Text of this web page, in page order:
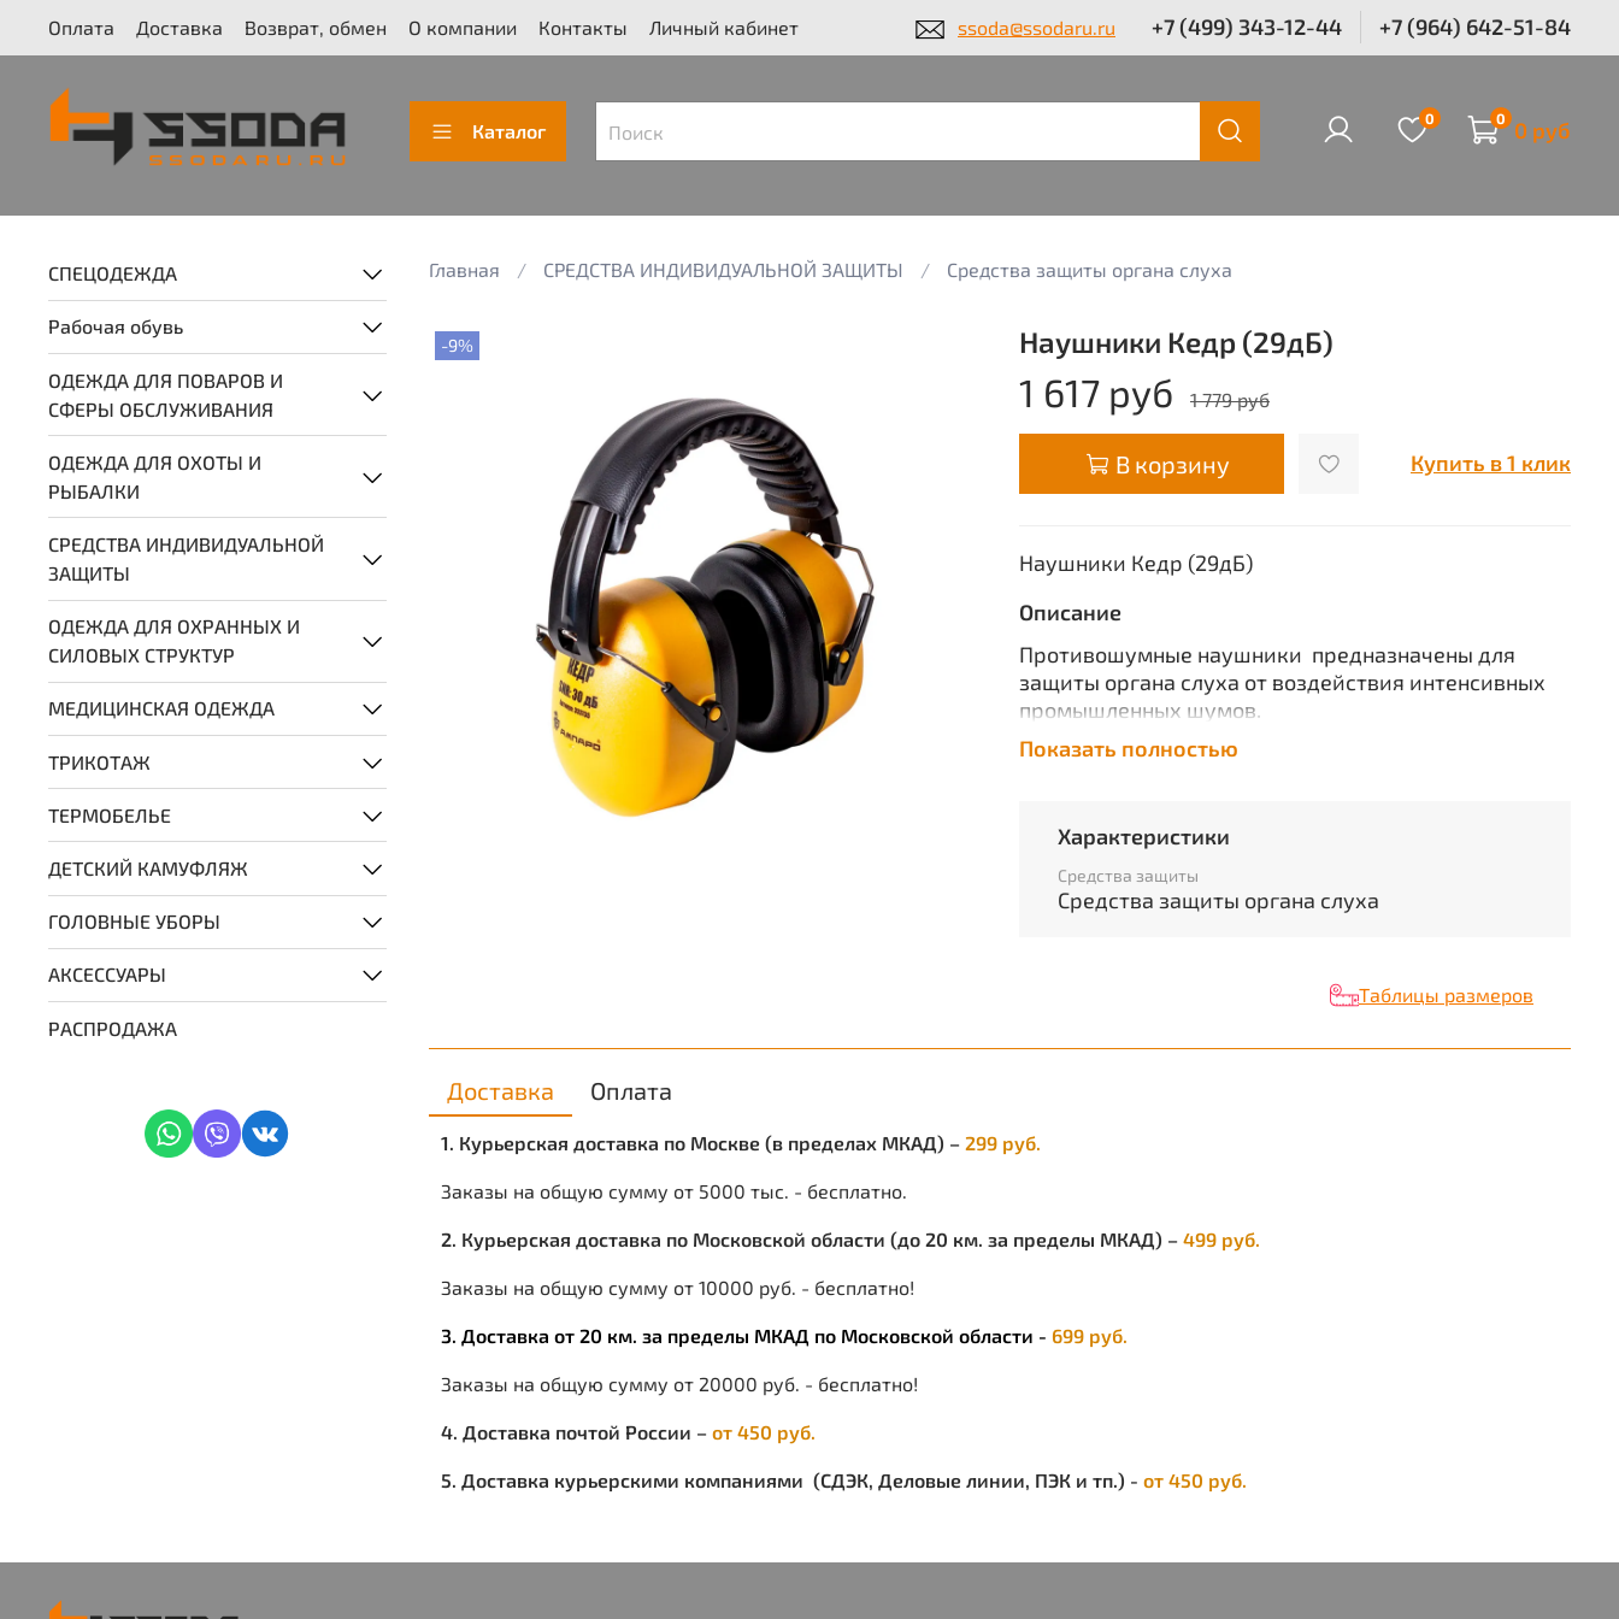
Оплата Доставка Возврат, обмен О компании Контакты Личный кабинет ssoda@ssodaru.ru +7 (499) 343-12-44 +7 (964) 642-51-84
Каталог
0 0 0 руб
Главная СРЕДСТВА ИНДИВИДУАЛЬНОЙ ЗАЩИТЫ Средства защиты органа слуха
-9% Наушники Кедр (29дБ)
1 617 руб 1 779 руб
В корзину Купить в 1 клик
Наушники Кедр (29дБ)
Описание
Противошумные наушники предназначены для
защиты органа слуха от воздействия интенсивных
промышленных шумов.
Обеспечивают фильтрацию шумов на частотах,
оказывающих вредное воздействие на орган слуха,
Позволяют на слух контролировать работу
оборудования.
Материал обтюраторов (околоушных валиков) ПВХ
SNR
Вес
7 лет
Оголовье оснащено накладкой из ПВХ с внутренним
Компактная конструкция идеальна для хранения.
Показать полностью
Характеристики
Средства защиты
Средства защиты органа слуха
Таблицы размеров
Доставка Оплата
1. Курьерская доставка по Москве (в пределах МКАД) – 299 руб.
Заказы на общую сумму от 5000 тыс. - бесплатно.
2. Курьерская доставка по Московской области (до 20 км. за пределы МКАД) – 499 руб.
Заказы на общую сумму от 10000 руб. - бесплатно!
3. Доставка от 20 км. за пределы МКАД по Московской области - 699 руб.
Заказы на общую сумму от 20000 руб. - бесплатно!
4. Доставка почтой России – от 450 руб.
5. Доставка курьерскими компаниями (СДЭК, Деловые линии, ПЭК и тп.) - от 450 руб.
СПЕЦОДЕЖДА
Рабочая обувь
ОДЕЖДА ДЛЯ ПОВАРОВ И
СФЕРЫ ОБСЛУЖИВАНИЯ
ОДЕЖДА ДЛЯ ОХОТЫ И
РЫБАЛКИ
СРЕДСТВА ИНДИВИДУАЛЬНОЙ
ЗАЩИТЫ
ОДЕЖДА ДЛЯ ОХРАННЫХ И
СИЛОВЫХ СТРУКТУР
МЕДИЦИНСКАЯ ОДЕЖДА
ТРИКОТАЖ
ТЕРМОБЕЛЬЕ
ДЕТСКИЙ КАМУФЛЯЖ
ГОЛОВНЫЕ УБОРЫ
АКСЕССУАРЫ
РАСПРОДАЖА